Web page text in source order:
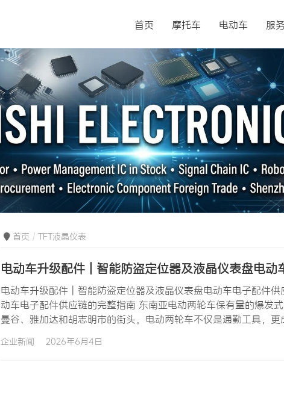
首页 摩托车 电动车 服务
首页 TFT液晶仪表
电动车升级配件 | 智能防盗定位器及液晶仪表盘电动
电动车升级配件 | 智能防盗定位器及液晶仪表盘电动车电子配件
动车电子配件供应链的完整指南 东南亚电动两轮车保有量的爆发
曼谷、雅加达和胡志明市的街头，电动两轮车不仅是通勤工具，
子配件以增强车辆的功能性和智能化水平。这一趋势为从事电动车
企业新闻 2026年6月4日